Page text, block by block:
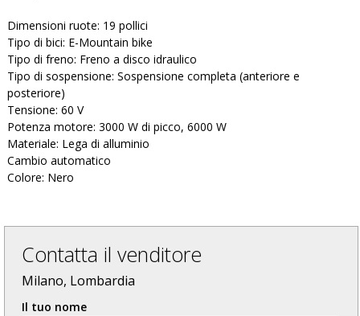
Dimensioni ruote: 19 pollici
Tipo di bici: E-Mountain bike
Tipo di freno: Freno a disco idraulico
Tipo di sospensione: Sospensione completa (anteriore e
posteriore)
Tensione: 60 V
Potenza motore: 3000 W di picco, 6000 W
Materiale: Lega di alluminio
Cambio automatico
Colore: Nero
Contatta il venditore
Milano, Lombardia
Il tuo nome